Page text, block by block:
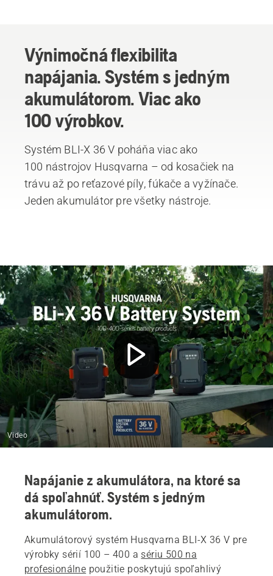
Výnimočná flexibilita
napájania. Systém s jedným
akumulátorom. Viac ako
100 výrobkov.
Systém BLI-X 36 V poháňa viac ako
100 nástrojov Husqvarna – od kosačiek na
trávu až po reťazové píly, fúkače a vyžínače.
Jeden akumulátor pre všetky nástroje.
Video
Napájanie z akumulátora, na ktoré sa
dá spoľahnúť. Systém s jedným
akumulátorom.
Akumulátorový systém Husqvarna BLI-X 36 V pre
výrobky sérií 100 – 400 asériu 500 na
profesionálne použitie poskytujú spoľahlivý